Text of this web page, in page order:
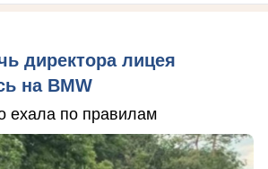
директора лицея
на BMW
ехала по правилам